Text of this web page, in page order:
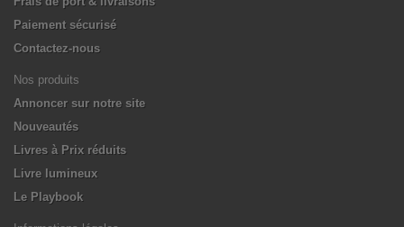
Paiement sécurisé
Contactez-nous
Nos produits
Annoncer sur notre site
Nouveautés
Livres à Prix réduits
Livre lumineux
Le Playbook